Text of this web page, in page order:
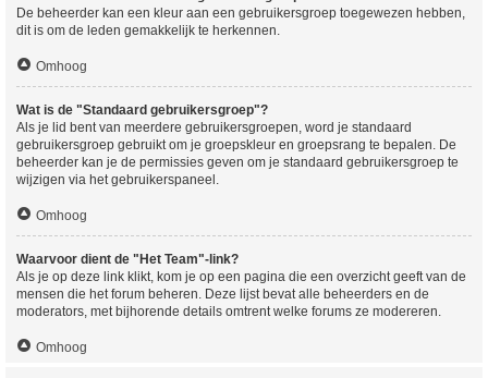
De beheerder kan een kleur aan een gebruikersgroep toegewezen hebben,
dit is om de leden gemakkelijk te herkennen.
Omhoog
Wat is de "Standaard gebruikersgroep"?
Als je lid bent van meerdere gebruikersgroepen, word je standaard
gebruikersgroep gebruikt om je groepskleur en groepsrang te bepalen. De
beheerder kan je de permissies geven om je standaard gebruikersgroep te
wijzigen via het gebruikerspaneel.
Omhoog
Waarvoor dient de "Het Team"-link?
Als je op deze link klikt, kom je op een pagina die een overzicht geeft van de
mensen die het forum beheren. Deze lijst bevat alle beheerders en de
moderators, met bijhorende details omtrent welke forums ze modereren.
Omhoog